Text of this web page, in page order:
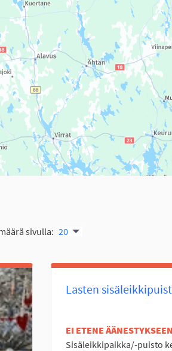
sivulla: 20
Lasten
EI ETENE ÄÄNESTYKSEEN
Sisäleikkipaikka/-puisto